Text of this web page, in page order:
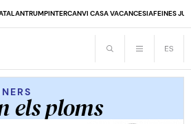
TRUMPINTERCANVI CASA VACANCESIAFEINES
els ploms